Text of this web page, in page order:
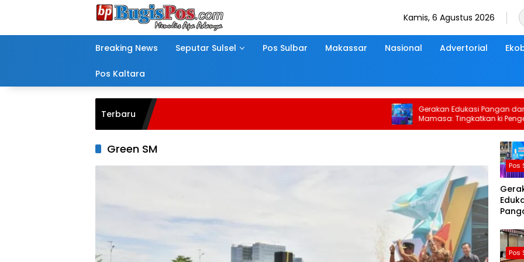
Kamis, 6 Agustus 2026
Breaking News Seputar Sulsel Pos Sulbar Makassar Nasional Advertorial
Pos Kaltara
Terbaru
Gerakan Edukasi Pangan dan Gizi
Mamasa: Tingkatkan ki
dan Keterampilan Keluarga dalam
Green SM
Pos
Pos